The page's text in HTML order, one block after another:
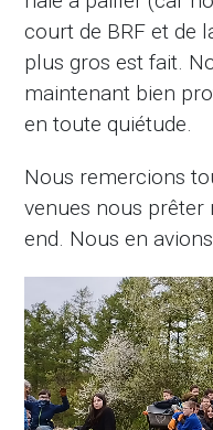
court de BRF et de
plus gros est fait.
maintenant bien
en toute quiétude.
Nous remercions
venues nous
end. Nous en